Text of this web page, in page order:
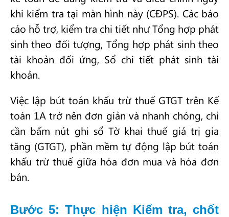
khi kiểm tra tại màn hình này (CĐPS). Các báo
cáo hỗ trợ, kiểm tra chi tiết như Tổng hợp phát
sinh theo đối tượng, Tổng hợp phát sinh theo
tài khoản đối ứng, Sổ chi tiết phát sinh tài
khoản.
Việc lập bút toán khấu trừ thuế GTGT trên Kế
toán 1A trở nên đơn giản và nhanh chóng, chỉ
cần bấm nút ghi sổ Tờ khai thuế giá trị gia
tăng (GTGT), phần mềm tự động lập bút toán
khấu trừ thuế giữa hóa đơn mua và hóa đơn
bán.
Bước 5: Thực hiện Kiểm tra, chốt